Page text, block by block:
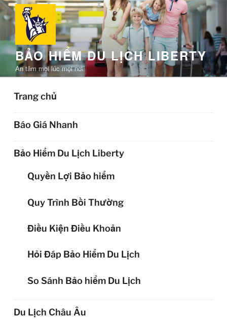
Chuyển
đến
nội
dungBẢO HIỂM DU LỊCH LIBERTY
An tâm mọi lúc mọi nơi!
Trang chủ
Báo Giá Nhanh
Bảo Hiểm Du Lịch Liberty
Quyền Lợi Bảo hiểm
Quy Trình Bồi Thường
Điều Kiện Điều Khoản
Hỏi Đáp Bảo Hiểm Du Lịch
So Sánh Bảo hiểm Du Lịch
Du Lịch Châu Âu